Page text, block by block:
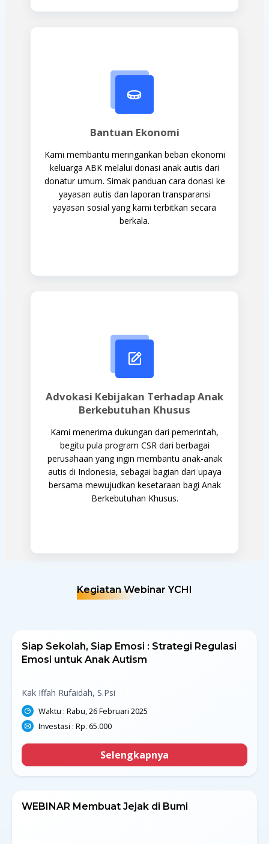
Bantuan Ekonomi
Kami membantu meringankan beban ekonomi
keluarga ABK melalui donasi anak autis dari
donatur umum. Simak panduan cara donasi ke
yayasan autis dan laporan transparansi
yayasan sosial yang kami terbitkan secara
berkala.
Advokasi Kebijakan Terhadap Anak
Berkebutuhan Khusus
Kami menerima dukungan dari pemerintah,
begitu pula program CSR dari berbagai
perusahaan yang ingin membantu anak-anak
autis di Indonesia, sebagai bagian dari upaya
bersama mewujudkan kesetaraan bagi Anak
Berkebutuhan Khusus.
Kegiatan Webinar YCHI
Siap Sekolah, Siap Emosi : Strategi Regulasi
Emosi untuk Anak Autism
Kak Iffah Rufaidah, S.Psi
Waktu : Rabu, 26 Februari 2025
Investasi : Rp. 65.000
Selengkapnya
WEBINAR Membuat Jejak di Bumi